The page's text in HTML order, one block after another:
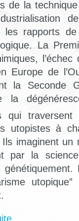
de la
les rapports
La
Europe de
la Seconde
la
qui
utopistes à
Ils imaginent
par la